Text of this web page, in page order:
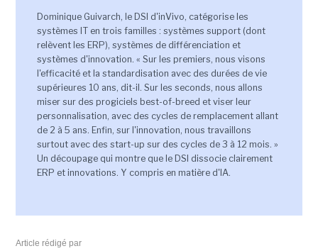
Dominique Guivarch, le DSI d'inVivo, catégorise les
systèmes IT en trois familles : systèmes support (dont
relèvent les ERP), systèmes de différenciation et
systèmes d'innovation. « Sur les premiers, nous visons
l'efficacité et la standardisation avec des durées de vie
supérieures 10 ans, dit-il. Sur les seconds, nous allons
miser sur des progiciels best-of-breed et viser leur
personnalisation, avec des cycles de remplacement allant
de 2 à 5 ans. Enfin, sur l'innovation, nous travaillons
surtout avec des start-up sur des cycles de 3 à 12 mois. »
Un découpage qui montre que le DSI dissocie clairement
ERP et innovations. Y compris en matière d'IA.
Article rédigé par